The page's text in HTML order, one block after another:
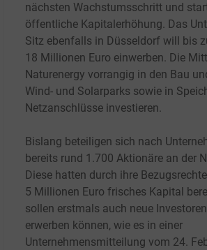
nächsten Wachstumsschritt und
öffentliche Kapitalerhöhung. Das
Sitz ebenfalls in Düsseldorf will bis
18 Millionen Euro einwerben. Die
Naturenergy vorrangig in den Bau
Wind- und Solarparks sowie in
Netzanschlüsse investieren.
Bislang beteiligen sich nach
bereits rund 1.700 Aktionäre an der
Diese hatten durch ihre
5 Millionen Euro frisches Kapital
sollen erstmals auch neue
erwerben können, wie es in einer
Unternehmensmitteilung vom 24.